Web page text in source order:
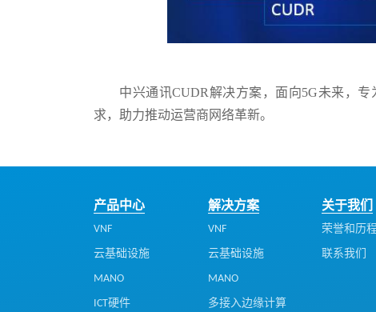
中兴通讯CUDR解决方案，面向5G未来，
求，助力推动运营商网络革新。
产品中心
VNF
云基础设施
MANO
ICT硬件
解决方案
VNF
云基础设施
MANO
多接入边缘计算
关于我们
荣誉和历
联系我们